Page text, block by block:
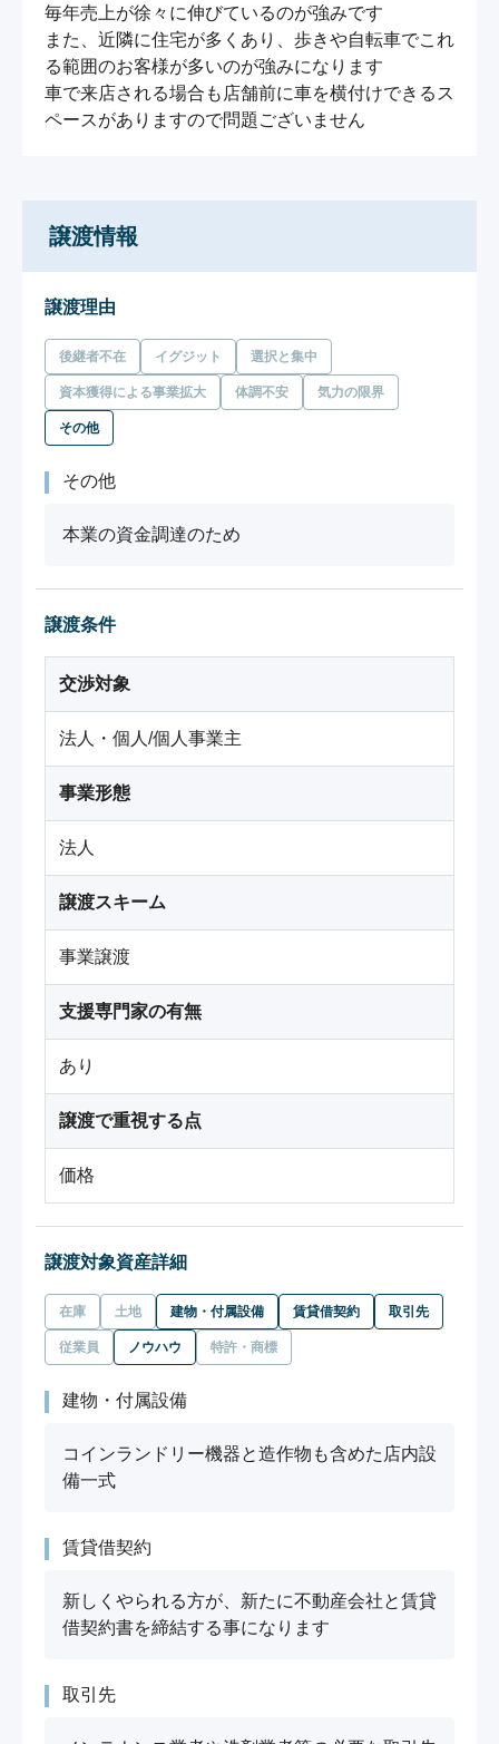
毎年売上が徐々に伸びているのが強みです
また、近隣に住宅が多くあり、歩きや自転車でこれ
る範囲のお客様が多いのが強みになります
車で来店される場合も店舗前に車を横付けできるス
ペースがありますので問題ございません
譲渡情報
譲渡理由
後継者不在 イグジット 選択と集中
資本獲得による事業拡大 体調不安 気力の限界
その他
その他
本業の資金調達のため
譲渡条件
交渉対象
法人・個人/個人事業主
事業形態
法人
譲渡スキーム
事業譲渡
支援専門家の有無
あり
譲渡で重視する点
価格
譲渡対象資産詳細
在庫 土地 建物・付属設備 賃貸借契約 取引先
従業員 ノウハウ 特許・商標
建物・付属設備
コインランドリー機器と造作物も含めた店内設
備一式
賃貸借契約
新しくやられる方が、新たに不動産会社と賃貸
借契約書を締結する事になります
取引先